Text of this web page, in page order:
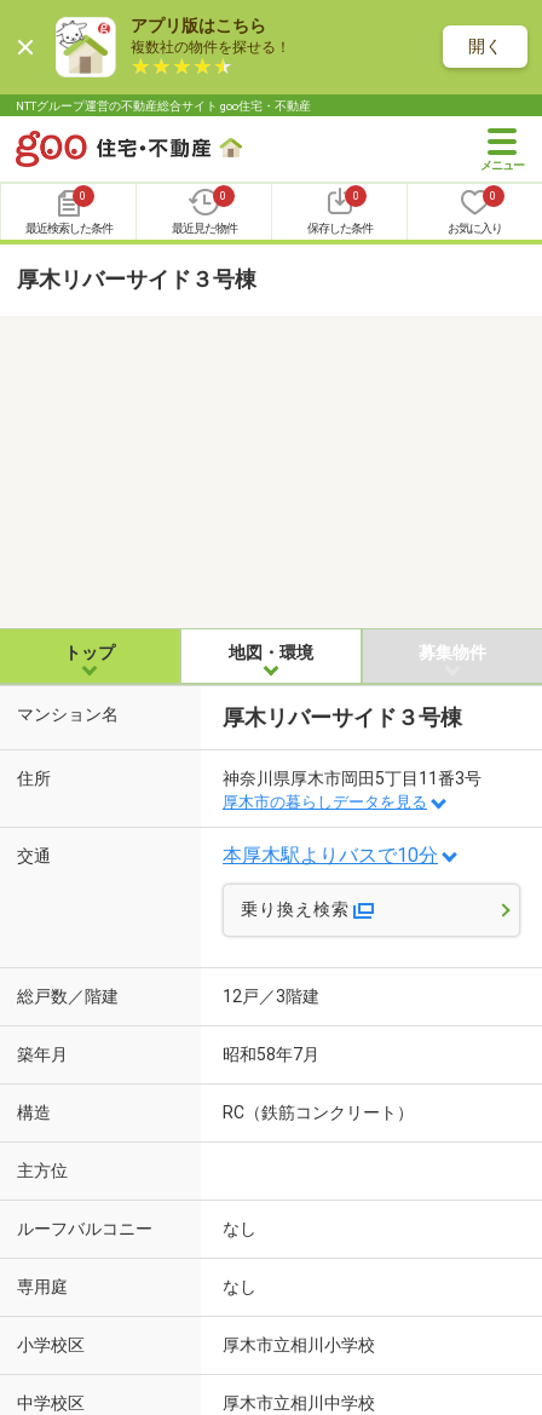
アプリ版はこちら
複数社の物件を探せる！ 開く
NTTグループ運営の不動産総合サイト goo住宅・不動産
0
最近検索した条件
0
最近見た物件
0
保存した条件
0
お気に入り
厚木リバーサイド３号棟
トップ 地図・環境 募集物件
マンション名 厚木リバーサイド３号棟
住所 神奈川県厚木市岡田5丁目11番3号
厚木市の暮らしデータを見る
交通 本厚木駅よりバスで10分
乗り換え検索
総戸数／階建 12戸／3階建
築年月 昭和58年7月
構造 RC（鉄筋コンクリート）
主方位
ルーフバルコニー なし
専用庭 なし
小学校区 厚木市立相川小学校
中学校区 厚木市立相川中学校